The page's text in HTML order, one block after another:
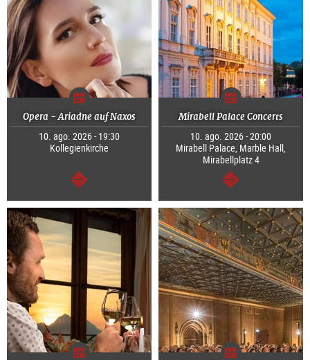
Opera - Ariadne auf Naxos
10. ago. 2026 - 19:30
Kollegienkirche
segue
Mirabell Palace Concerts
10. ago. 2026 - 20:00
Mirabell Palace, Marble Hall,
Mirabellplatz 4
segue